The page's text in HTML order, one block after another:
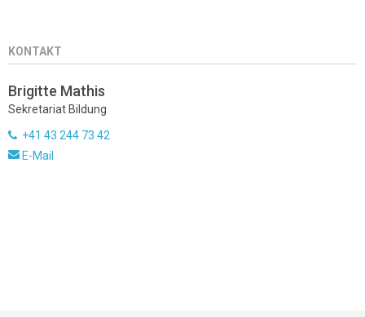
KONTAKT
Brigitte Mathis
Sekretariat Bildung
+41 43 244 73 42
E-Mail